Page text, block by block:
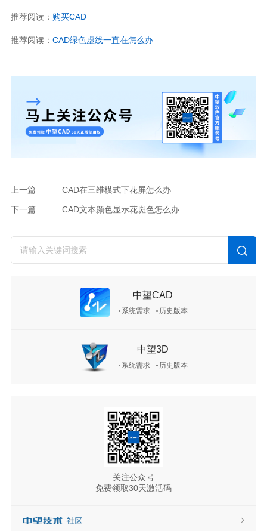
推荐阅读： 购买CAD
推荐阅读： CAD绿色虚线一直在怎么办
上一篇 CAD在三维模式下花屏怎么办
下一篇 CAD文本颜色显示花斑色怎么办
中望CAD
系统需求 历史版本
中望3D
系统需求 历史版本
关注公众号
免费领取30天激活码